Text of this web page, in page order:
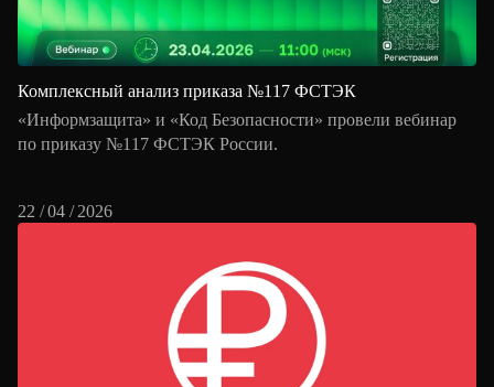
Комплексный анализ приказа №117 ФСТЭК
«Информзащита» и «Код Безопасности» провели вебинар
по приказу №117 ФСТЭК России.
22 / 04 / 2026